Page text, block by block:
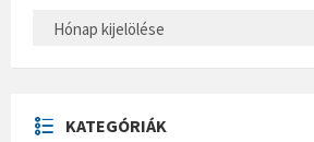
H
U
M
KATEGÓRIÁK